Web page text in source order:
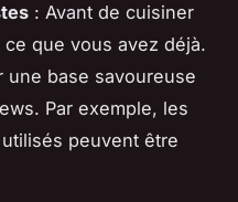
: Avant de cuisiner
que vous avez déjà.
base savoureuse
Par exemple, les
peuvent être